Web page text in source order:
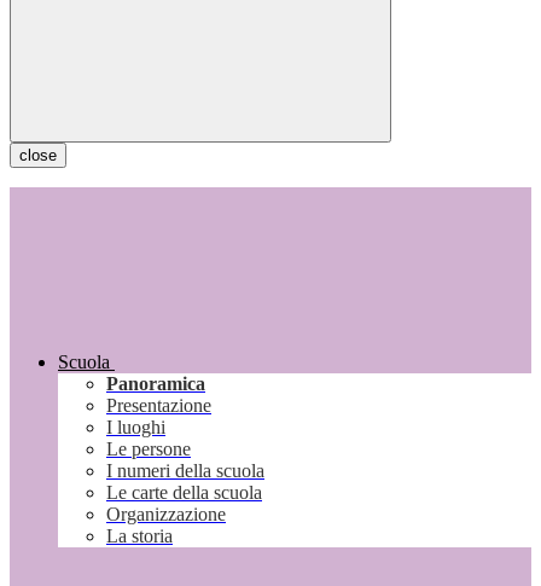
close
Scuola
Panoramica
Presentazione
I luoghi
Le persone
I numeri della scuola
Le carte della scuola
Organizzazione
La storia